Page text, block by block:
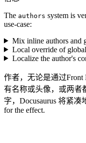
The authors system is
use-case:
Mix inline authors and
Local override of
Localize the author's
作者，无论是通过
有名称或头像，或两者
字，Docusaurus 将紧
for the effect.